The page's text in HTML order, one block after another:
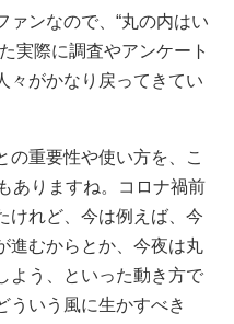
ァンなので、“丸の内はい
実際に調査やアンケート
々がかなり戻ってきてい
重要性や使い方を、こ
ありますね。コロナ禍前
けれど、今は例えば、今
進むからとか、今夜は丸
よう、といった動き方で
ういう風に生かすべき